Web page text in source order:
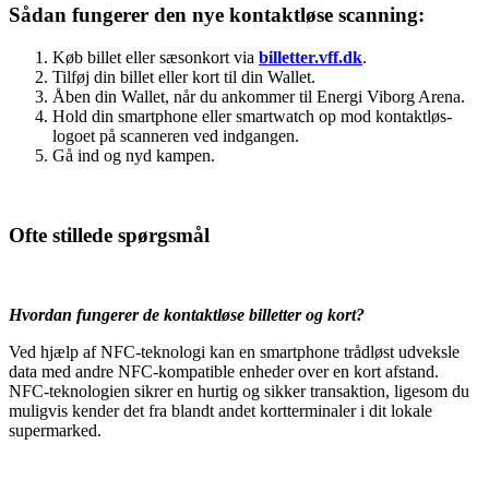
Sådan fungerer den nye kontaktløse scanning:
Køb billet eller sæsonkort via billetter.vff.dk.
Tilføj din billet eller kort til din Wallet.
Åben din Wallet, når du ankommer til Energi Viborg Arena.
Hold din smartphone eller smartwatch op mod kontaktløs-
logoet på scanneren ved indgangen.
Gå ind og nyd kampen.
Ofte stillede spørgsmål
Hvordan fungerer de kontaktløse billetter og kort?
Ved hjælp af NFC-teknologi kan en smartphone trådløst udveksle
data med andre NFC-kompatible enheder over en kort afstand.
NFC-teknologien sikrer en hurtig og sikker transaktion, ligesom du
muligvis kender det fra blandt andet kortterminaler i dit lokale
supermarked.